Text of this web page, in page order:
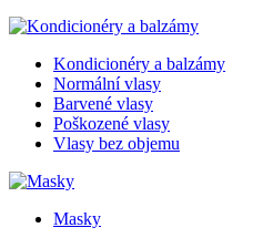
Kondicionéry a balzámy
Normální vlasy
Barvené vlasy
Poškozené vlasy
Vlasy bez objemu
Masky